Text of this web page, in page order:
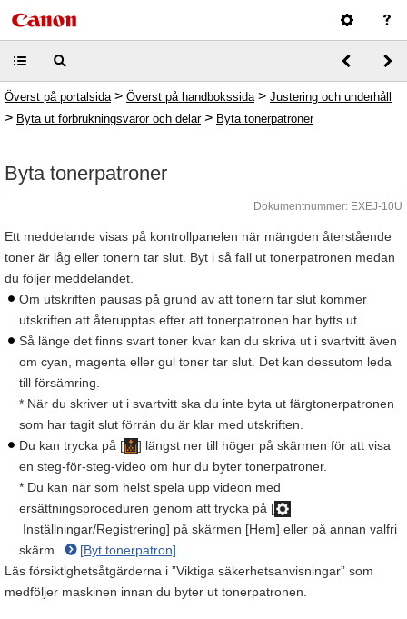
Överst på portalsida > Överst på handbokssida > Justering och underhåll
> Byta ut förbrukningsvaror och delar> Byta tonerpatroner
Byta tonerpatroner
Dokumentnummer: EXEJ-10U
Ett meddelande visas på kontrollpanelen när mängden återstående
toner är låg eller tonern tar slut. Byt i så fall ut tonerpatronen medan
du följer meddelandet.
Om utskriften pausas på grund av att tonern tar slut kommer
utskriften att återupptas efter att tonerpatronen har bytts ut.
Så länge det finns svart toner kvar kan du skriva ut i svartvitt även
om cyan, magenta eller gul toner tar slut. Det kan dessutom leda
till försämring.
* När du skriver ut i svartvitt ska du inte byta ut färgtonerpatronen
som har tagit slut förrän du är klar med utskriften.
Du kan trycka på [
] längst ner till höger på skärmen för att visa
en steg-för-steg-video om hur du byter tonerpatroner.
* Du kan när som helst spela upp videon med
ersättningsproceduren genom att trycka på [
Inställningar/Registrering] på skärmen [Hem] eller på annan valfri
skärm.
[Byt tonerpatron]
Läs försiktighetsåtgärderna i ”Viktiga säkerhetsanvisningar” som
medföljer maskinen innan du byter ut tonerpatronen.